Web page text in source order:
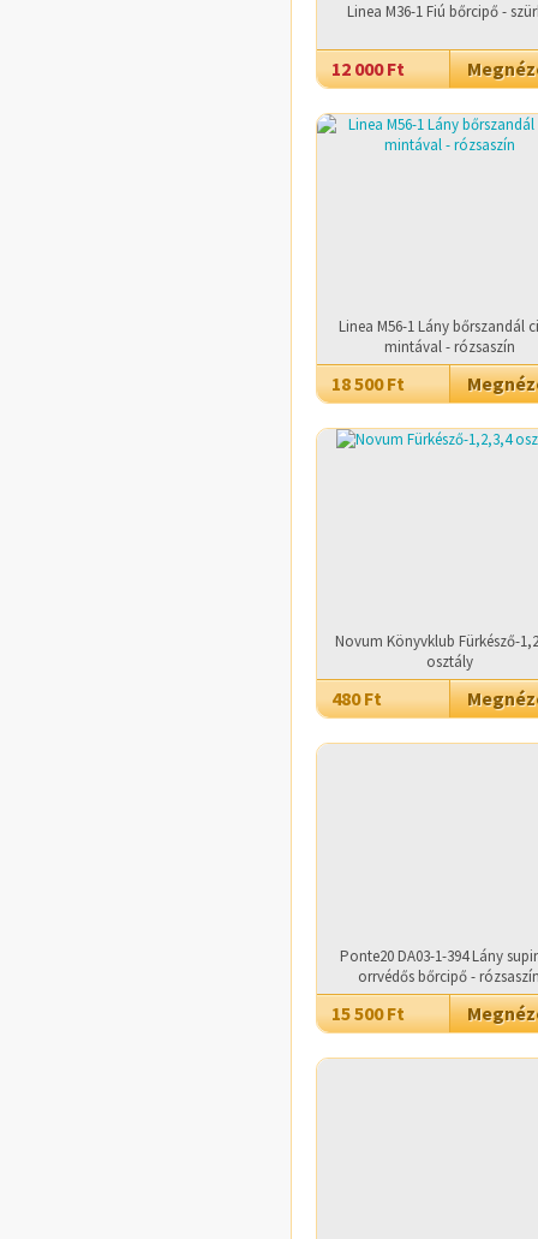
Linea M36-1 Fiú bőrcipő -
12 000 Ft
Linea M56-1 Lány bőrszandál
mintával - rózsaszín
18 500 Ft
Novum Könyvklub Fürkésző-
osztály
480 Ft
Ponte20 DA03-1-394 Lány
orrvédős bőrcipő -
15 500 Ft